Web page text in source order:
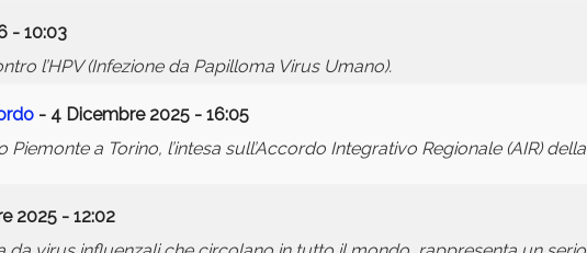
- 10:03
l’HPV (Infezione da Papilloma Virus Umano).
- 4 Dicembre 2025 - 16:05
a Torino, l’intesa sull’Accordo Integrativo Regionale (AIR) della
2025 - 12:02